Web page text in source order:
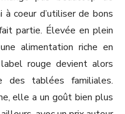
à coeur d’utiliser de bons
partie. Élevée en plein
alimentation riche en
rouge devient alors
des tablées familiales.
elle a un goût bien plus